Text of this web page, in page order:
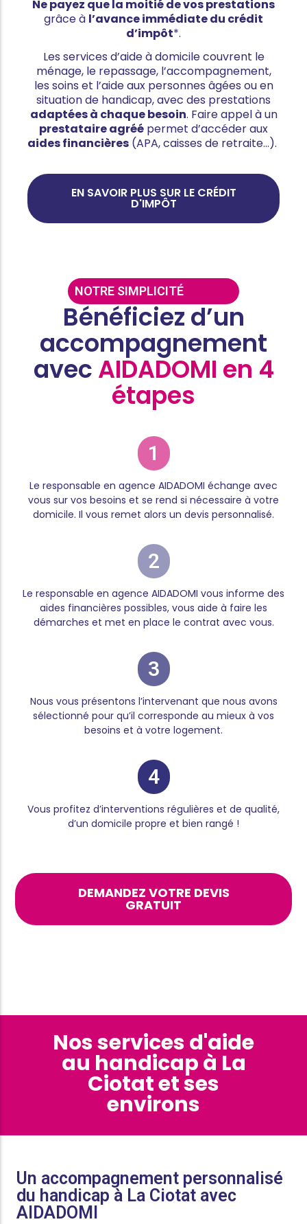
Ne payez que la moitié de vos prestations
grâce à l’avance immédiate du crédit
d’impôt*.
Les services d’aide à domicile couvrent le
ménage, le repassage, l’accompagnement,
les soins et l’aide aux personnes âgées ou en
situation de handicap, avec des prestations
adaptées à chaque besoin. Faire appel à un
prestataire agréé permet d’accéder aux
aides financières (APA, caisses de retraite…).
EN SAVOIR PLUS SUR LE CRÉDIT
D'IMPÔT
NOTRE SIMPLICITÉ
Bénéficiez d’un
accompagnement
avec AIDADOMI en 4
étapes
1
Le responsable en agence AIDADOMI échange avec
vous sur vos besoins et se rend si nécessaire à votre
domicile. Il vous remet alors un devis personnalisé.
2
Le responsable en agence AIDADOMI vous informe des
aides financières possibles, vous aide à faire les
démarches et met en place le contrat avec vous.
3
Nous vous présentons l’intervenant que nous avons
sélectionné pour qu’il corresponde au mieux à vos
besoins et à votre logement.
4
Vous profitez d’interventions régulières et de qualité,
d’un domicile propre et bien rangé !
DEMANDEZ VOTRE DEVIS
GRATUIT
Nos services d'aide
au handicap à La
Ciotat et ses
environs
Un accompagnement personnalisé
du handicap à La Ciotat avec
AIDADOMI